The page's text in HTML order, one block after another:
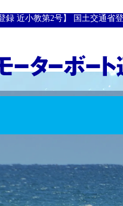
録 近小教第2号】 国土交通省